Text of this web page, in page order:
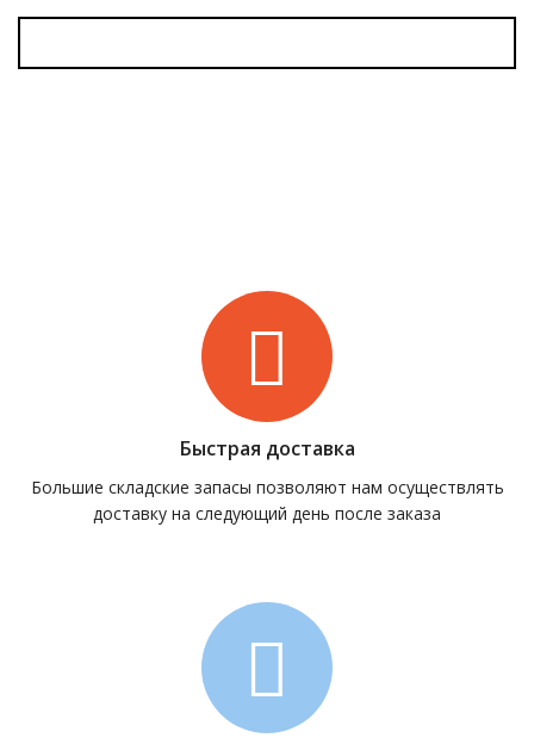
Быстрая доставка
Большие складские запасы позволяют нам осуществлять
доставку на следующий день после заказа